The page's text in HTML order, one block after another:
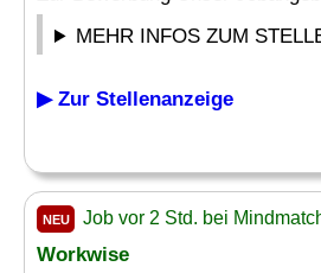
MEHR INFOS ZUM
▶ Zur Stellenanzeige
NEU Job vor 2 Std. bei
Workwise